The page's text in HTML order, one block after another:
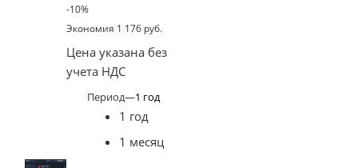
-10%
Экономия 1 176 руб.
Цена указана без
учета НДС
Период—1 год
1 год
1 месяц